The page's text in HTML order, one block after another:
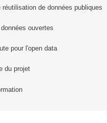
réutilisation de données publiques
ouvertes
pour l'open data
du projet